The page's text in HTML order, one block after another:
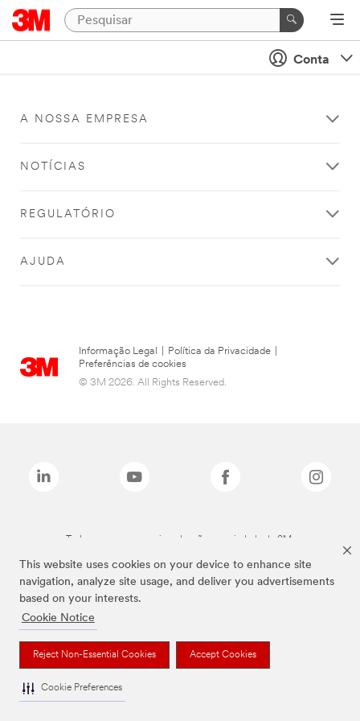
This website uses cookies on your device to enhance site
navigation, analyze site usage, and deliver you advertisements
based on your interests.
Cookie Notice
Reject Non-Essential Cookies Accept Cookies
Cookie Preferences
Conta
A NOSSA EMPRESA
NOTÍCIAS
REGULATÓRIO
AJUDA
Informação Legal Política da Privacidade
Preferências de cookies
© 3M 2026. All Rights Reserved.
Todas as marcas mencionadas são propriedade da 3M.